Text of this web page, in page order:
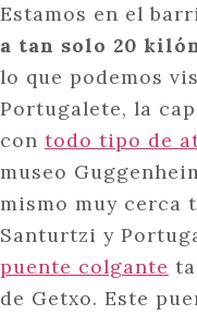
Estamos en el
a tan solo 20
lo que podemos
Portugalete, la
con todo tipo de
museo
mismo muy cerca
Santurtzi y
puente colgante
de Getxo. Este